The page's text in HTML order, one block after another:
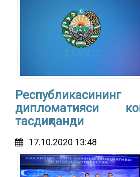
дипломатияси
тасдиқланди
17.10.2020 13:48